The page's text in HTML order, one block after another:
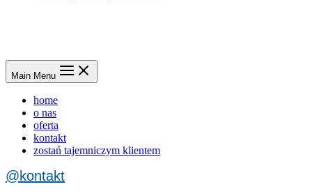
Main Menu
home
o nas
oferta
kontakt
zostań tajemniczym klientem
@kontakt